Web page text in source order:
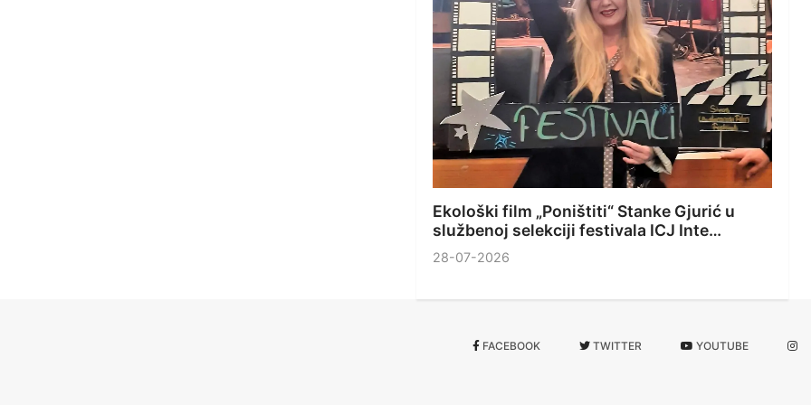
Ekološki film „Poništiti“ Stanke Gjurić u
službenoj selekciji festivala ICJ Inte…
28-07-2026
FACEBOOK TWITTER YOUTUBE